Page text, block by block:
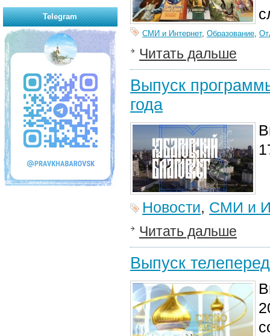
СМИ и Интернет, Образование,
Читать дальше
Выпуск
года
Новости, СМИ и
Читать дальше
Выпуск
Telegram